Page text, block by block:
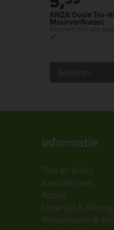
ANZA Ovale Tex-
Muurverfkwast
Geschikt voor alle
Informatie
Tips en tricks
Keuzehulpen
Acties
Levertijd &
Retourneren &